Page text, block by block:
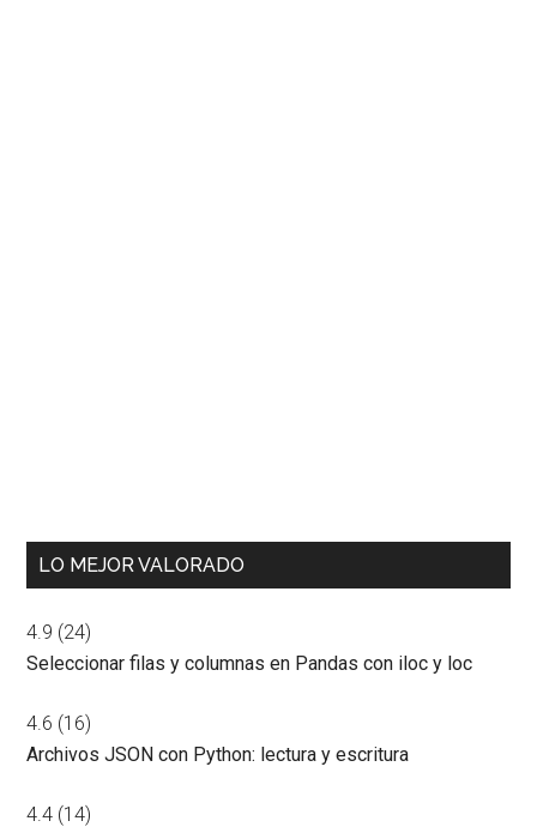
LO MEJOR VALORADO
4.9 (24)
Seleccionar filas y columnas en Pandas con iloc y loc
4.6 (16)
Archivos JSON con Python: lectura y escritura
4.4 (14)